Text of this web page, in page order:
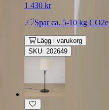
1 430 kr
Spar ca. 5-10 kg CO2e
Lägg i varukorg
SKU: 202649